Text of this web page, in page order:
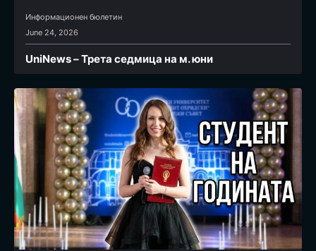
Информационен бюлетин
June 24, 2026
UniNews – Трета седмица на м. юни